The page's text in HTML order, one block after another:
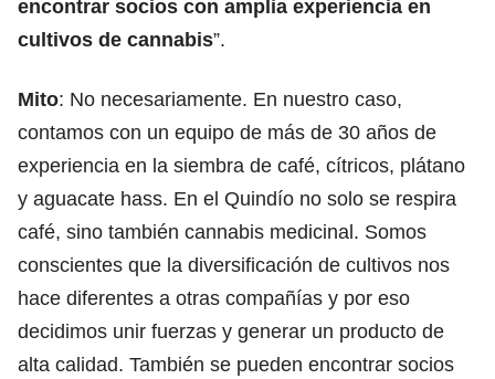
encontrar socios con amplia experiencia en
cultivos de cannabis”.
Mito: No necesariamente. En nuestro caso,
contamos con un equipo de más de 30 años de
experiencia en la siembra de café, cítricos, plátano
y aguacate hass. En el Quindío no solo se respira
café, sino también cannabis medicinal. Somos
conscientes que la diversificación de cultivos nos
hace diferentes a otras compañías y por eso
decidimos unir fuerzas y generar un producto de
alta calidad. También se pueden encontrar socios